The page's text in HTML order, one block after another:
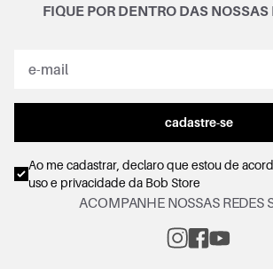
FIQUE POR DENTRO DAS
cadastre-se
Ao me cadastrar, declaro que estou de
uso e privacidadeda Bob Store
ACOMPANHE NOSSAS REDES